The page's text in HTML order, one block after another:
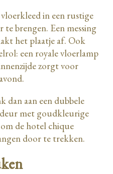
in een rustige
brengen. Een messing
het plaatje af. Ook
een royale vloerlamp
zorgt voor
dan aan een dubbele
met goudkleurige
de hotel chique
door te trekken.